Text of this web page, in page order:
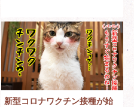
新型コロナワクチン接種が始